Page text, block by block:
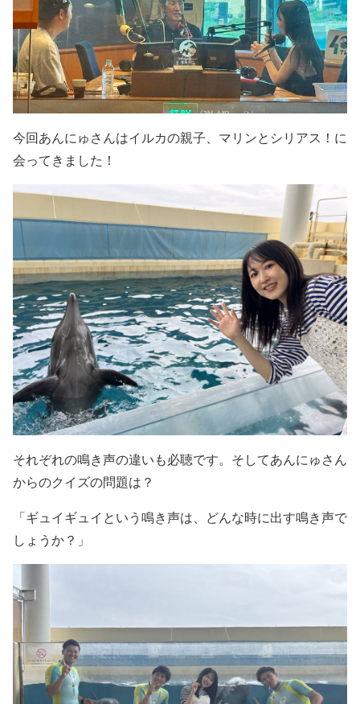
今回あんにゅさんはイルカの親子、マリンとシリアス！に
会ってきました！
それぞれの鳴き声の違いも必聴です。そしてあんにゅさん
からのクイズの問題は？
「ギュイギュイという鳴き声は、どんな時に出す鳴き声で
しょうか？」